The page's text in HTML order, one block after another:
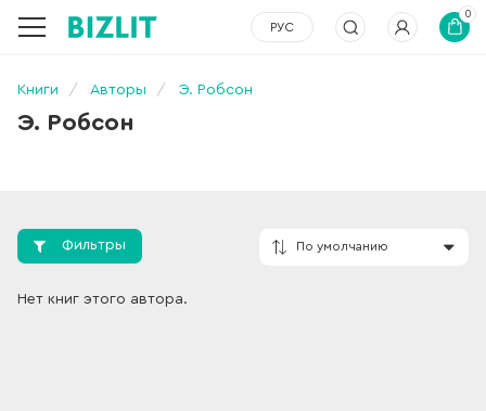
РУС
0
Книги Авторы Э. Робсон
Э. Робсон
Фильтры
Нет книг этого автора.